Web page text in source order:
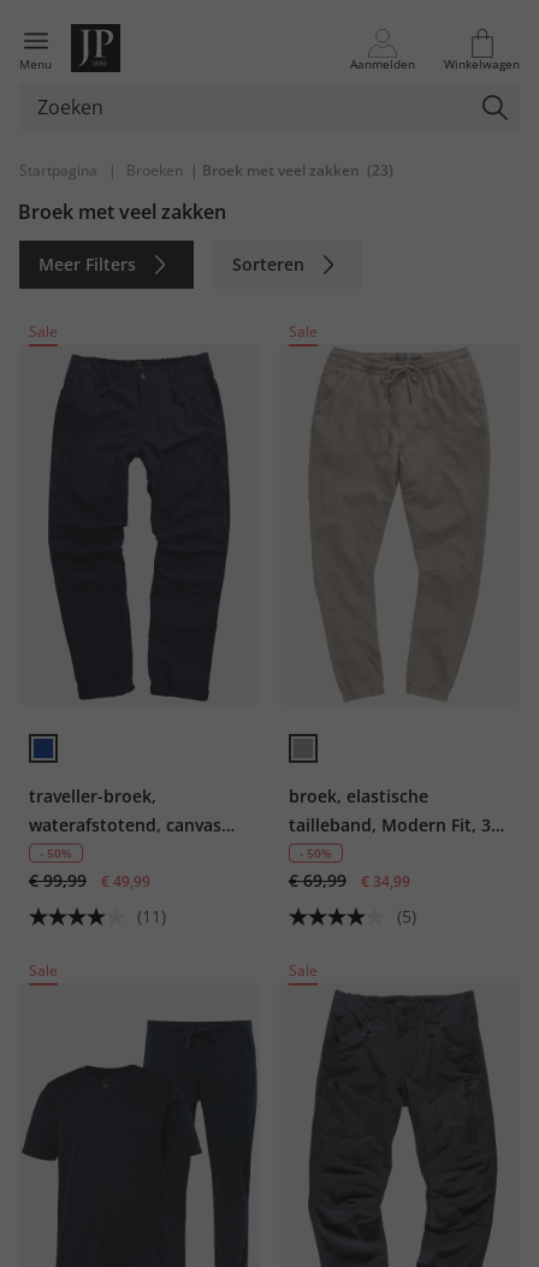
Menu Aanmelden Winkelwagen
Startpagina | Broeken | Broek met veel zakken (23)
Broek met veel zakken
Meer Filters Sorteren
Sale
traveller-broek,
waterafstotend, canvas
inzetstukken, tot maat 70
- 50%
€ 99,99 € 49,99
(11)
Sale
broek, elastische
tailleband, Modern Fit, 3
zakken, tot 8 XL
- 50%
€ 69,99 € 34,99
(5)
Sale Sale